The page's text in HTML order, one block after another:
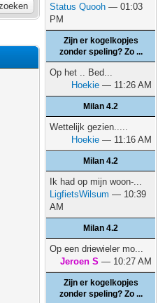
Status Quooh — 01:03
PM
Zijn er kogelkopjes
zonder speling? Zo ...
Op het .. Bed...
Hoekie — 11:26 AM
Milan 4.2
Wettelijk gezien.....
Hoekie — 11:16 AM
Milan 4.2
Ik had op mijn woon-...
LigfietsWilsum — 10:39
AM
Milan 4.2
Op een driewieler mo...
Jeroen S — 10:27 AM
Zijn er kogelkopjes
zonder speling? Zo ...